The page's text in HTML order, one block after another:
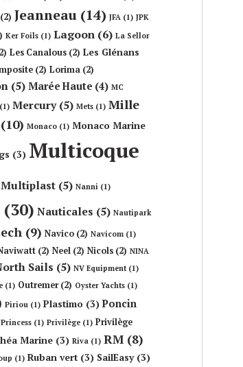
(2) Jeanneau (14) JFA (1) JPK
Ker Foils (1) Lagoon (6) La Sellor
Les Canalous (2) Les Glénans
(2) Lorima (2)
(5) Marée Haute (4) MC
(1) Mercury(5) Mets (1) Mille
(10) Monaco (1) Monaco Marine
(3) Multicoque
Multiplast (5) Nanni (1)
(30) Nauticales (5) Nautipark
(9) Navico (2) Navicom (1)
(2) Neel (2) Nicols (2) NINA
Sails (5) NV Equipment(1)
(1) Outremer(2) Oyster Yachts (1)
Piriou (1) Plastimo (3) Poncin
Princess (1) Privilège (1) Privilège
Marine (3) Riva (1) RM (8)
(1) Ruban vert (3) SailEasy(3)